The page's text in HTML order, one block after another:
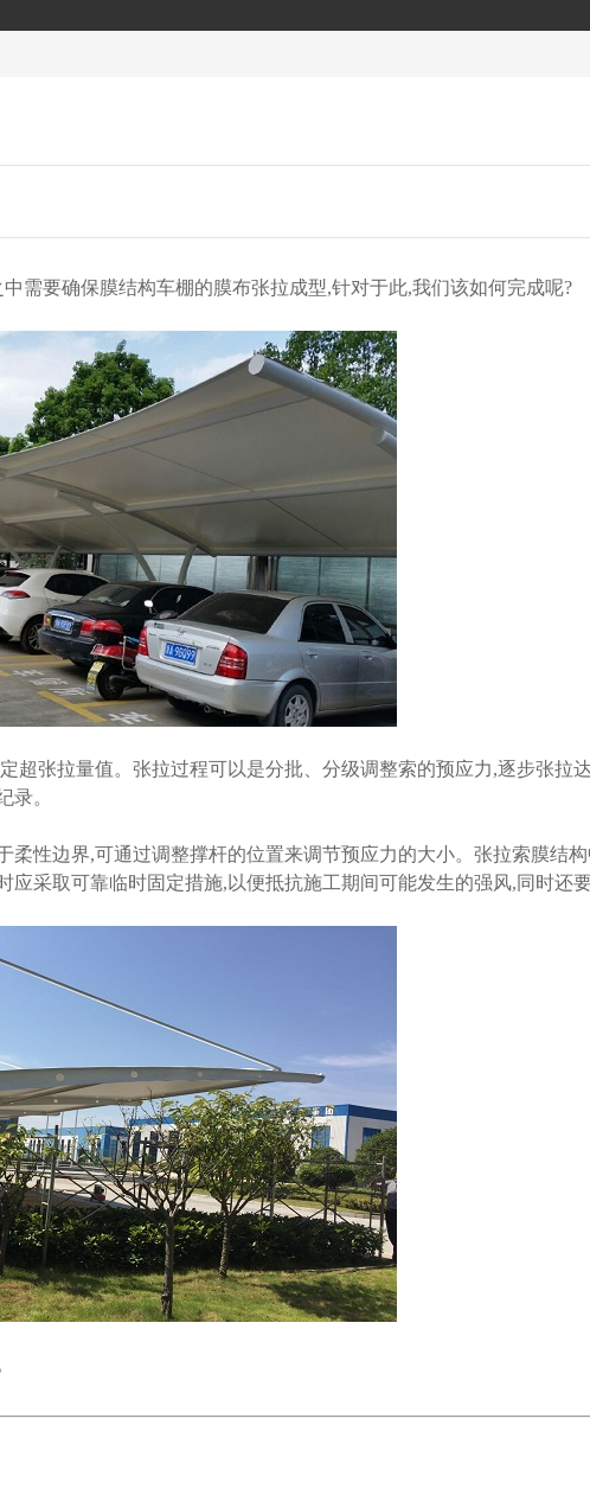
需要确保膜结构车棚的膜布张拉成型,针对于此,我们该如何完成呢?
张拉量值。张拉过程可以是分批、分级调整索的预应力,逐步张拉
录。
性边界,可通过调整撑杆的位置来调节预应力的大小。张拉索膜结
采取可靠临时固定措施,以便抵抗施工期间可能发生的强风,同时还